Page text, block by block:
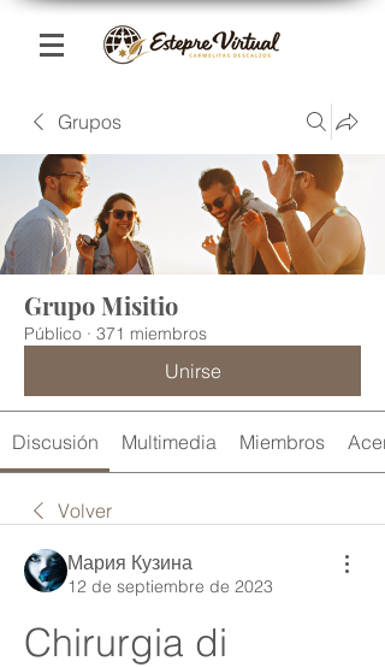
Grupos
Grupo Misitio
Público · 371 miembros
Unirse
Discusión Multimedia Miembros
Volver
Мария Кузина
12 de septiembre de 2023
Chirurgia di